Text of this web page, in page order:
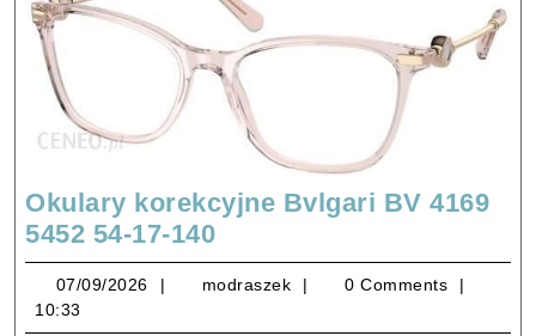
Okulary korekcyjne Bvlgari BV 4169
5452 54-17-140Okulary
korekcyjne
Bvlgari
BV
07/09/2026 07/09/2026
modraszek modraszek
0 Comments
10:33